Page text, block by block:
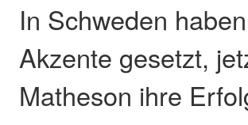
In Schweden
Akzente gesetzt,
Matheson ihre